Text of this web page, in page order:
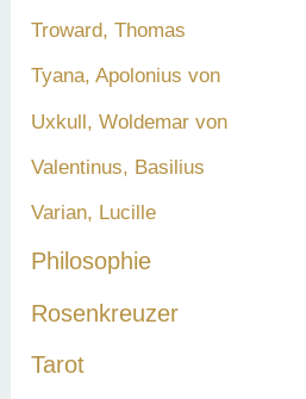
Troward, Thomas
Tyana, Apolonius von
Uxkull, Woldemar von
Valentinus, Basilius
Varian, Lucille
Philosophie
Rosenkreuzer
Tarot